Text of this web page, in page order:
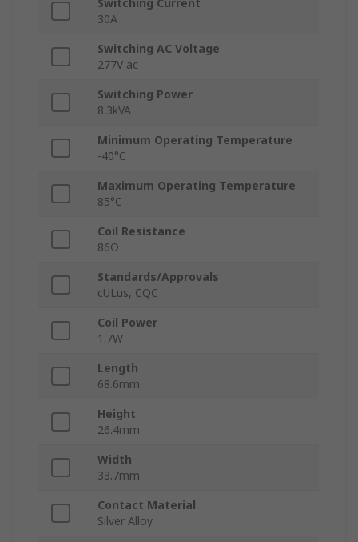
Switching Current
30A
Switching AC Voltage
277V ac
Switching Power
8.3kVA
Minimum Operating Temperature
-40°C
Maximum Operating Temperature
85°C
Coil Resistance
86Ω
Standards/Approvals
cULus, CQC
Coil Power
1.7W
Length
68.6mm
Height
26.4mm
Width
33.7mm
Contact Material
Silver Alloy